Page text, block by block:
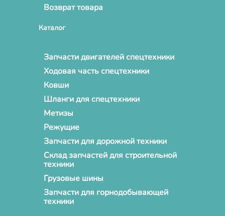
Возврат товара
Каталог
Запчасти двигателей спецтехники
Ходовая часть спецтехники
Ковши
Шланги для спецтехники
Метизы
Режущие
Запчасти для дорожной техники
Склад запчастей для строительной
техники
Грузовые шины
Запчасти для горнодобывающей
техники